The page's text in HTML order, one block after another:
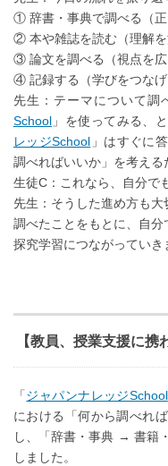
① 辞書・事典で調べる（正
② 本や雑誌を読む（理解を
③ 論文を調べる（視点を広
④ 記録する（学びをつなげ
先生：テーマについて調
School 」を使ってみる、
レッジSchool 」はすぐに
調べればいいか」を考える
生徒C：これなら、自分で
先生：そうした進め方も大
調べたことをもとに、自分
探究学習につながっていき
【教員、授業支援に携
「ジャパンナレッジSchool
における「何から調べれ
し、「辞書・事典 → 書籍
しました。